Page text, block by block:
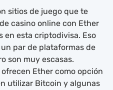
sitios de juego que te
casino online con Ether
en esta criptodivisa. Eso
par de plataformas de
son muy escasas.
Ether como opción
utilizar Bitcoin y algunas